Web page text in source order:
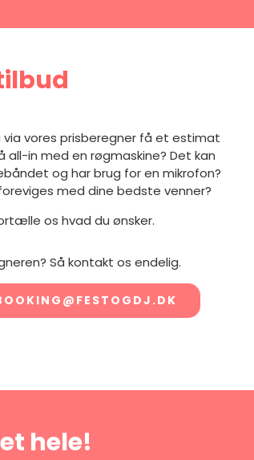
vores prisberegner få et estimat
all-in med en røgmaskine? Det kan
og har brug for en mikrofon?
med dine bedste venner?
os hvad du ønsker.
Så kontakt os endelig.
hele!